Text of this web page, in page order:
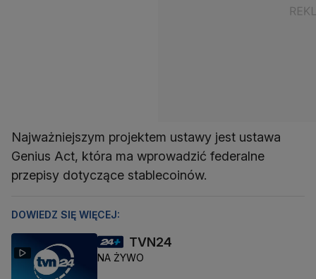
Najważniejszym projektem ustawy jest ustawa
Genius Act, która ma wprowadzić federalne
przepisy dotyczące stablecoinów.
DOWIEDZ SIĘ WIĘCEJ:
TVN24
NA ŻYWO